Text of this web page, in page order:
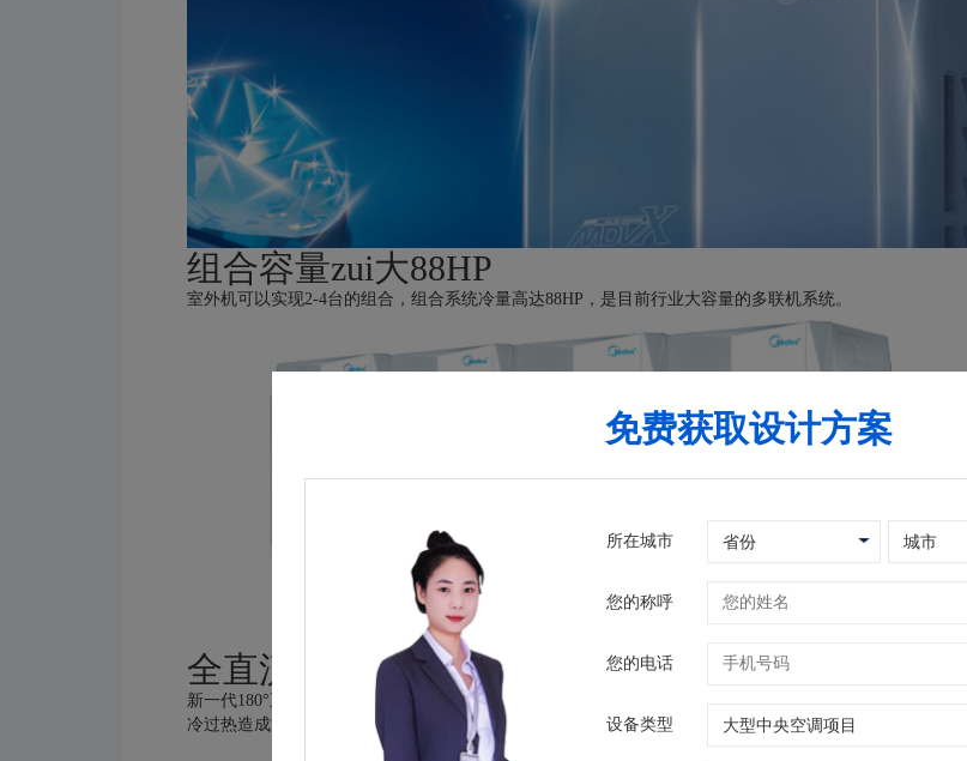
组合容量zui大88HP
室外机可以实现2-4台的组合，组合系统冷量高达88HP，是目前行业大容量的多联机系统。
全直流变频技术
新一代180°正弦波直流变频技术驱动，真正实现冷量的无级调节，并可根据实际负荷自动调节输出，避免过
冷过热造成浪费与不适。
免费获取设计方案
所在城市
您的称呼
您的电话
设备类型